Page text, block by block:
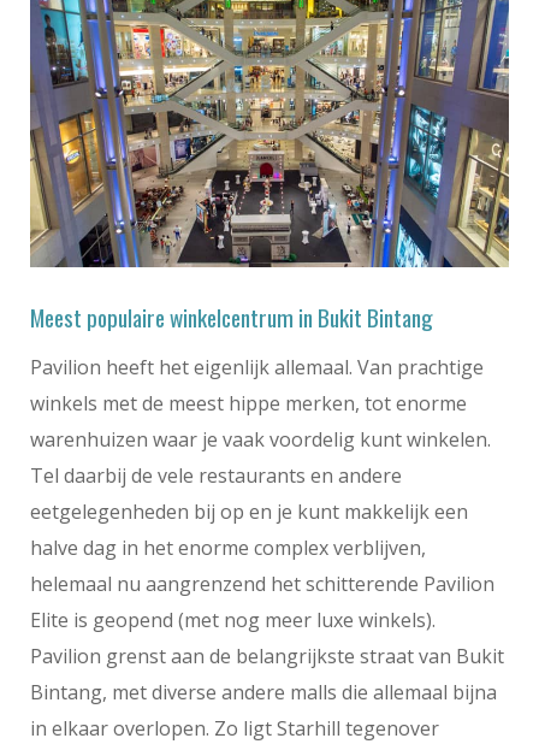
Meest populaire winkelcentrum in Bukit Bintang
Pavilion heeft het eigenlijk allemaal. Van prachtige
winkels met de meest hippe merken, tot enorme
warenhuizen waar je vaak voordelig kunt winkelen.
Tel daarbij de vele restaurants en andere
eetgelegenheden bij op en je kunt makkelijk een
halve dag in het enorme complex verblijven,
helemaal nu aangrenzend het schitterende Pavilion
Elite is geopend (met nog meer luxe winkels).
Pavilion grenst aan de belangrijkste straat van Bukit
Bintang, met diverse andere malls die allemaal bijna
in elkaar overlopen. Zo ligt Starhill tegenover